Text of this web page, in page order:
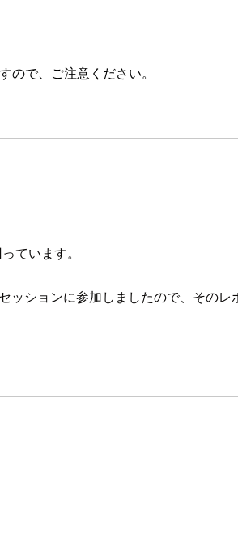
で、ご注意ください。
ています。
ションに参加しましたので、そのレ